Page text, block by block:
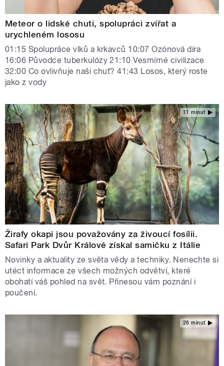
Meteor o lidské chuti, spolupráci zvířat a
urychleném lososu
01:15 Spolupráce vlků a krkavců 10:07 Ozónová díra
16:06 Původce tuberkulózy 21:10 Vesmírné civilizace
32:00 Co ovlivňuje naši chuť? 41:43 Losos, který roste
jako z vody
11 minut
Žirafy okapi jsou považovány za živoucí fosílii.
Safari Park Dvůr Králové získal samičku z Itálie
Novinky a aktuality ze světa vědy a techniky. Nenechte si
utéct informace ze všech možných odvětví, které
obohatí váš pohled na svět. Přinesou vám poznání i
poučení.
26 minut